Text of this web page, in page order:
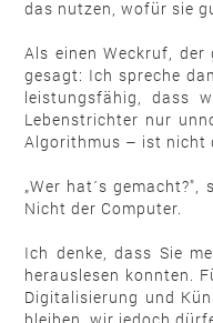
das nutzen, wofür sie
Als einen Weckruf,
gesagt: Ich spreche
leistungsfähig, dass
Lebenstrichter nur
Algorithmus – ist nicht
„Wer hat´s
Nicht der Computer.
Ich denke, dass Sie
herauslesen konnten.
Digitalisierung und